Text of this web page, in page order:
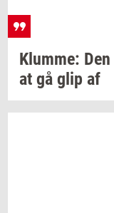
Klum­me: Den
at gå glip af